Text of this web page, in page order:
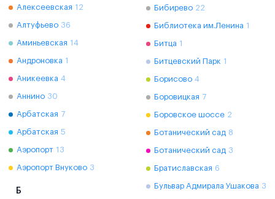
Алексеевская 12
Алтуфьево 36
Аминьевская 14
Андроновка 1
Аникеевка 4
Аннино 30
Арбатская 7
Арбатская 5
Аэропорт 13
Аэропорт Внуково 3
Б
Бибирево 22
Библиотека им.Ленина 1
Битца 1
Битцевский Парк 1
Борисово 4
Боровицкая 7
Боровское шоссе 2
Ботанический сад 8
Ботанический сад 3
Братиславская 6
Бульвар Адмирала Ушакова 3